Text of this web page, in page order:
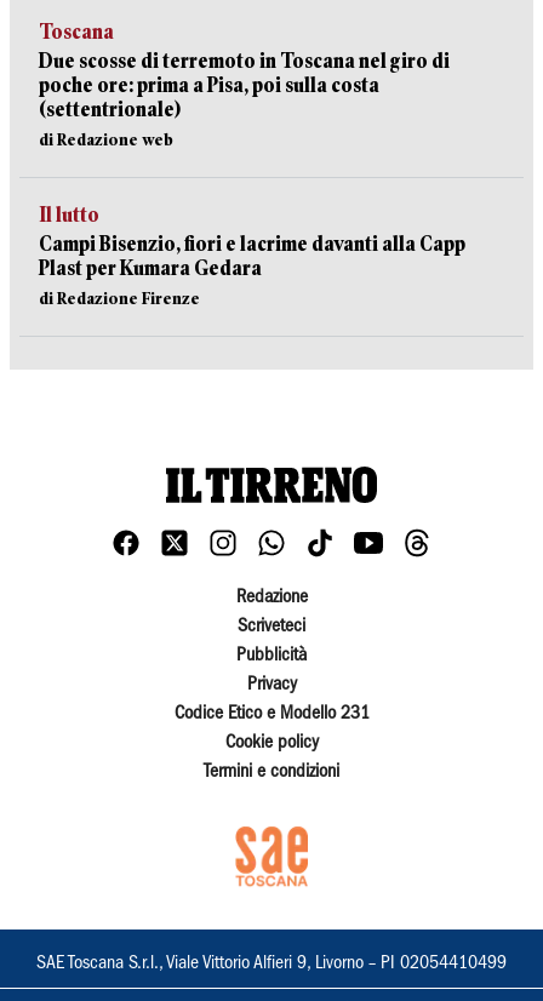
Toscana
Due scosse di terremoto in Toscana nel giro di
poche ore: prima a Pisa, poi sulla costa
(settentrionale)
di Redazione web
Il lutto
Campi Bisenzio, fiori e lacrime davanti alla Capp
Plast per Kumara Gedara
di Redazione Firenze
Redazione
Scriveteci
Pubblicità
Privacy
Codice Etico e Modello 231
Cookie policy
Termini e condizioni
SAE Toscana S.r.l., Viale Vittorio Alfieri 9, Livorno – PI 02054410499